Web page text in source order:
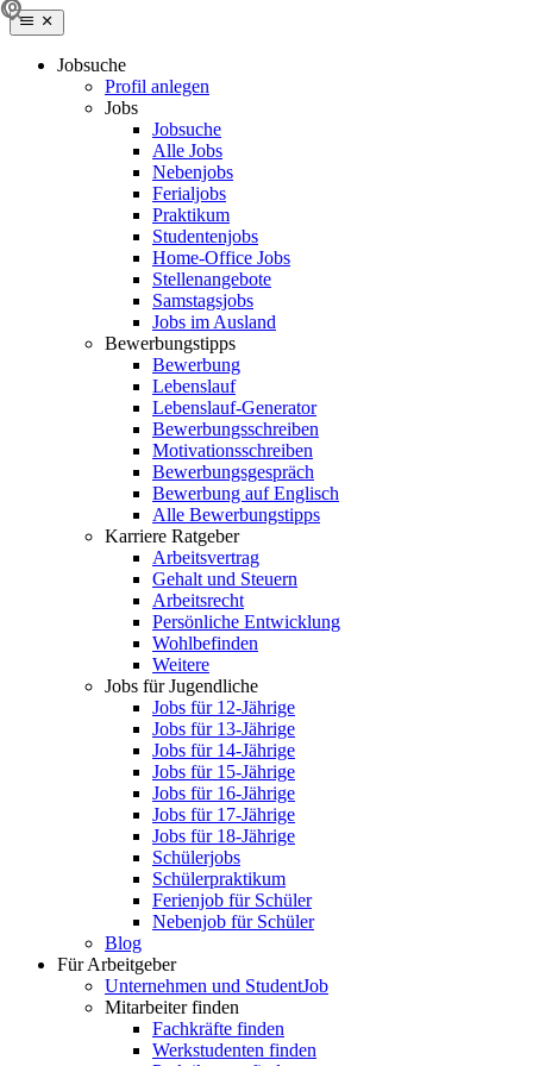
Jobsuche
Profil anlegen
Jobs
Jobsuche
Alle Jobs
Nebenjobs
Ferialjobs
Praktikum
Studentenjobs
Home-Office Jobs
Stellenangebote
Samstagsjobs
Jobs im Ausland
Bewerbungstipps
Bewerbung
Lebenslauf
Lebenslauf-Generator
Bewerbungsschreiben
Motivationsschreiben
Bewerbungsgespräch
Bewerbung auf Englisch
Alle Bewerbungstipps
Karriere Ratgeber
Arbeitsvertrag
Gehalt und Steuern
Arbeitsrecht
Persönliche Entwicklung
Wohlbefinden
Weitere
Jobs für Jugendliche
Jobs für 12-Jährige
Jobs für 13-Jährige
Jobs für 14-Jährige
Jobs für 15-Jährige
Jobs für 16-Jährige
Jobs für 17-Jährige
Jobs für 18-Jährige
Schülerjobs
Schülerpraktikum
Ferienjob für Schüler
Nebenjob für Schüler
Blog
Für Arbeitgeber
Unternehmen und StudentJob
Mitarbeiter finden
Fachkräfte finden
Werkstudenten finden